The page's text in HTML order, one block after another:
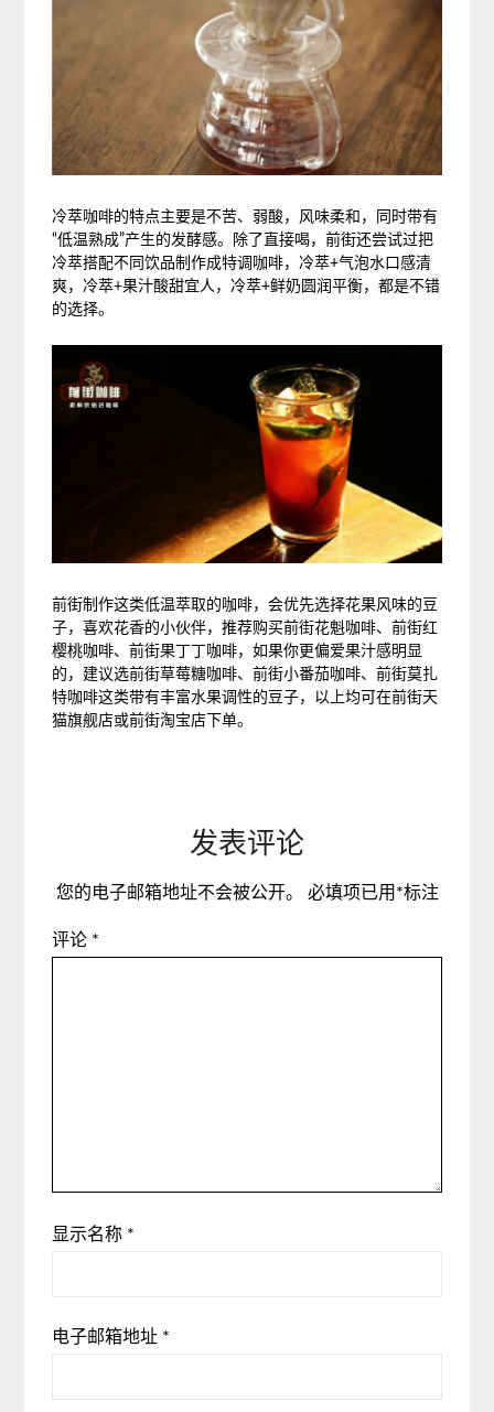
冷萃咖啡的特点主要是不苦、弱酸，风味柔和，同时带有
“低温熟成”产生的发酵感。除了直接喝，前街还尝试过把
冷萃搭配不同饮品制作成特调咖啡，冷萃+气泡水口感清
爽，冷萃+果汁酸甜宜人，冷萃+鲜奶圆润平衡，都是不错
的选择。
前街制作这类低温萃取的咖啡，会优先选择花果风味的豆
子，喜欢花香的小伙伴，推荐购买前街花魁咖啡、前街红
樱桃咖啡、前街果丁丁咖啡，如果你更偏爱果汁感明显
的，建议选前街草莓糖咖啡、前街小番茄咖啡、前街莫扎
特咖啡这类带有丰富水果调性的豆子，以上均可在前街天
猫旗舰店或前街淘宝店下单。
发表评论
您的电子邮箱地址不会被公开。 必填项已用 *标注
评论 *
显示名称 *
电子邮箱地址 *